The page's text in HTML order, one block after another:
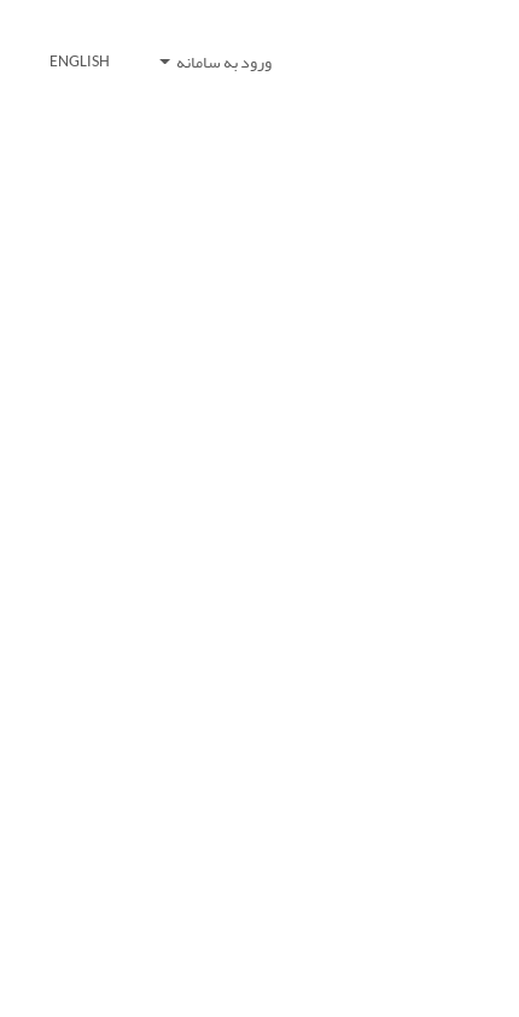
ورود به سامانه ENGLISH